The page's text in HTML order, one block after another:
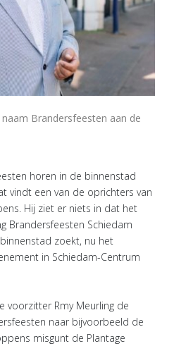
Brandersfeesten aan de
horen in de binnenstad
vindt een van de oprichters van
Hij ziet er niets in dat het
Brandersfeesten Schiedam
zoekt, nu het
in Schiedam-Centrum
voorzitter Rmy Meurling de
naar bijvoorbeeld de
misgunt de Plantage